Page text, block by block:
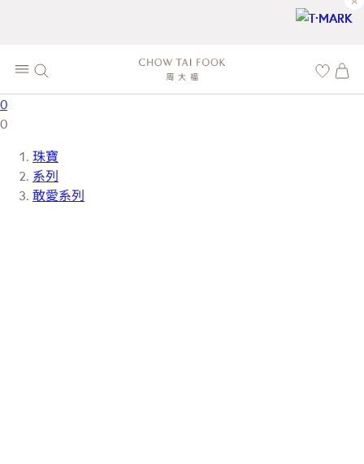
0
0
珠寶
系列
敢愛系列